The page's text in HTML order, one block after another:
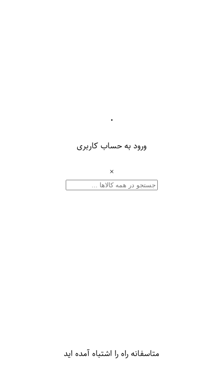
۰
ورود به حساب کاربری
×
متاسفانه راه را اشتباه آمده اید